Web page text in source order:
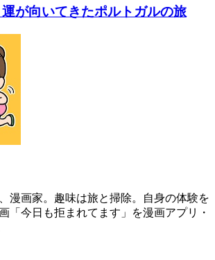
が向いてきたポルトガルの旅
漫画家。趣味は旅と掃除。自身の体験を
「今日も拒まれてます」を漫画アプリ・